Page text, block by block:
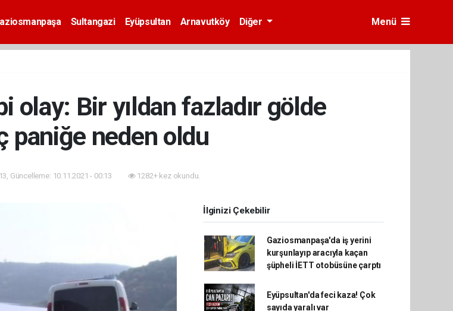
Sultangazi Eyüpsultan Arnavutköy Diğer Menü
olay: Bir yıldan fazladır gölde
paniğe neden oldu
Güncelleme: 10.11.2021 - 00:13 1282+ kez okundu.
İlginizi Çekebilir
Gaziosmanpaşa'da iş yerini
kurşunlayıp aracıyla kaçan
şüpheli İETT otobüsüne çarptı
Eyüpsultan'da feci kaza! Çok
sayıda yaralı var